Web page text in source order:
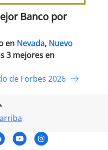
Banco por
en Nevada, Nuevo
3 mejores en
de Forbes 2026
LinkedInYouTubeInstagram